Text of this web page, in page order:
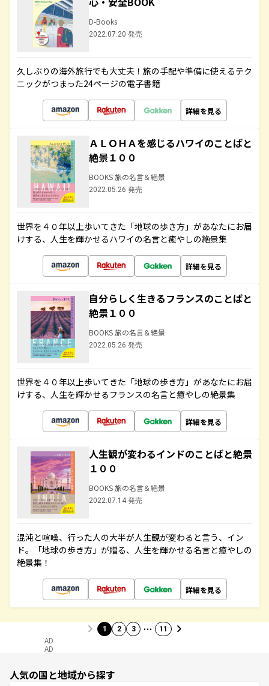
D-Books
2022.07.20 発売
久しぶりの海外旅行でも大丈夫！旅の手配や準備に使えるテク
ニックがつまった24ページの電子書籍
詳細を見る
ＡＬＯＨＡを感じるハワイのことばと
絶景１００
BOOKS 旅の名言＆絶景
2022.05.26 発売
世界を４０年以上歩いてきた「地球の歩き方」があなたにお届
けする、人生を輝かせるハワイの名言と癒やしの絶景集
詳細を見る
自分らしく生きるフランスのことばと
絶景１００
BOOKS 旅の名言＆絶景
2022.05.26 発売
世界を４０年以上歩いてきた「地球の歩き方」があなたにお届
けする、人生を輝かせるフランスの名言と癒やしの絶景集
詳細を見る
人生観が変わるインドのことばと絶景
１００
BOOKS 旅の名言＆絶景
2022.07.14 発売
混沌と喧噪、行った人の大半が人生観が変わると言う、イン
ド。「地球の歩き方」が贈る、人生を輝かせる名言と癒やしの
絶景集！
詳細を見る
1 2 3 … 11
AD
AD
人気の国と地域から探す